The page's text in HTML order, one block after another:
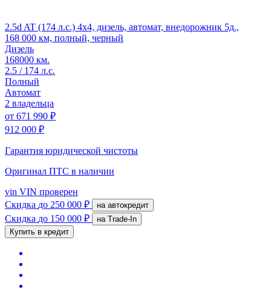
2.5d AT (174 л.с.) 4x4, дизель, автомат, внедорожник 5д.,
168 000 км, полный, черный
Дизель
168000 км.
2.5 / 174 л.с.
Полный
Автомат
2 владельца
от 671 990 ₽
912 000 ₽
Гарантия юридической чистоты
Оригинал ПТС в наличии
vin VIN проверен
Скидка до 250 000 ₽ на автокредит
Скидка до 150 000 ₽
на Trade-In
Купить в кредит